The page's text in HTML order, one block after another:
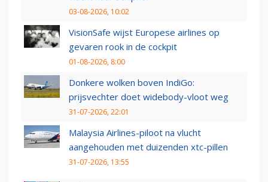
03-08-2026, 10:02
VisionSafe wijst Europese airlines op
gevaren rook in de cockpit
01-08-2026, 8:00
Donkere wolken boven IndiGo:
prijsvechter doet widebody-vloot weg
31-07-2026, 22:01
Malaysia Airlines-piloot na vlucht
aangehouden met duizenden xtc-pillen
31-07-2026, 13:55